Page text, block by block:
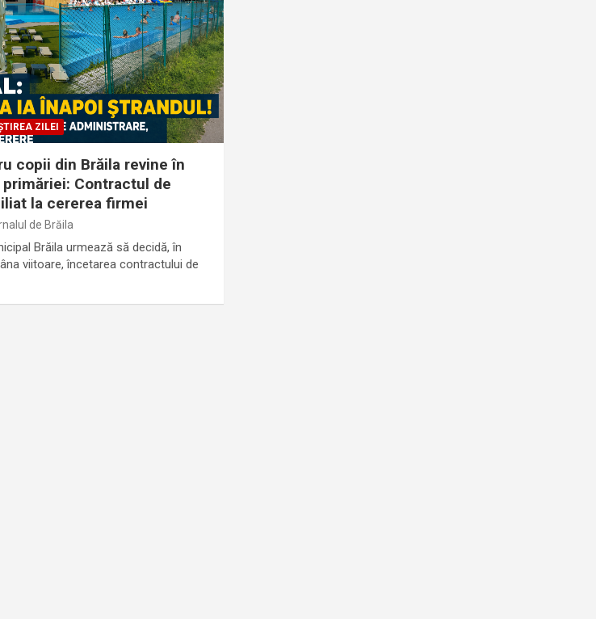
ZILEI
copii din Brăila revine în
Contractul de
la cererea firmei
de Brăila
Brăila urmează să decidă, în
viitoare, încetarea contractului de